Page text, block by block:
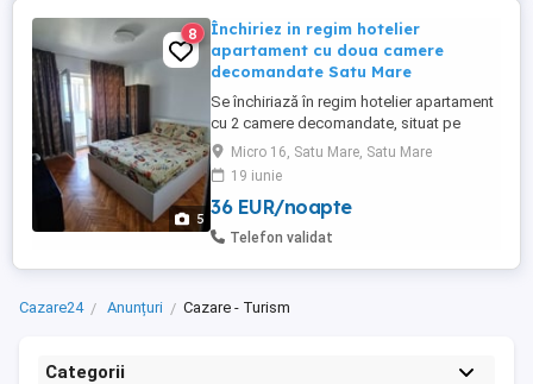
5
8
Închiriez in regim hotelier
apartament cu doua camere
decomandate Satu Mare
Se închiriază în regim hotelier apartament
cu 2 camere decomandate, situat pe
Drumul Careiului intr-o zonă foarte bună,
aproape de mall, Lidl, Profi, restaurante,
spital și stație de autobuz. Complet
mobilat și utilat. Dotări: Aer condiționat
WiFi 2 televizoare (living + dormitor)
Micro 16, Satu Mare, Satu Mare
19 iunie
36 EUR/noapte
Telefon validat
Cazare24 Anunțuri Cazare - Turism
Categorii